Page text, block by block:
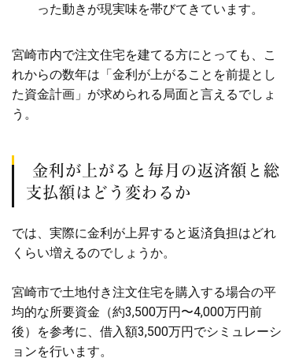
った動きが現実味を帯びてきています。
宮崎市内で注文住宅を建てる方にとっても、こ
れからの数年は「金利が上がることを前提とし
た資金計画」が求められる局面と言えるでしょ
う。
金利が上がると毎月の返済額と総
支払額はどう変わるか
では、実際に金利が上昇すると返済負担はどれ
くらい増えるのでしょうか。
宮崎市で土地付き注文住宅を購入する場合の平
均的な所要資金（約3,500万円〜4,000万円前
後）を参考に、借入額3,500万円でシミュレーシ
ョンを行います。